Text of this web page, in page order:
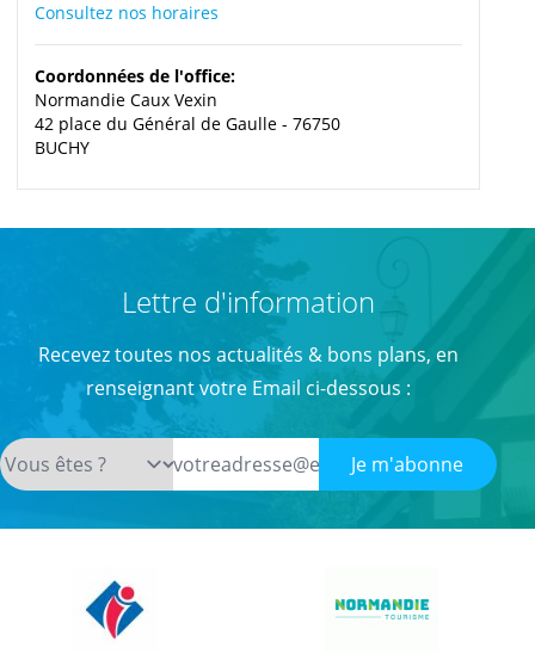
Consultez nos horaires
Coordonnées de l'office:
Normandie Caux Vexin
42 place du Général de Gaulle - 76750
BUCHY
Lettre d'information
Recevez toutes nos actualités & bons plans, en
renseignant votre Email ci-dessous :
Je m'abonne